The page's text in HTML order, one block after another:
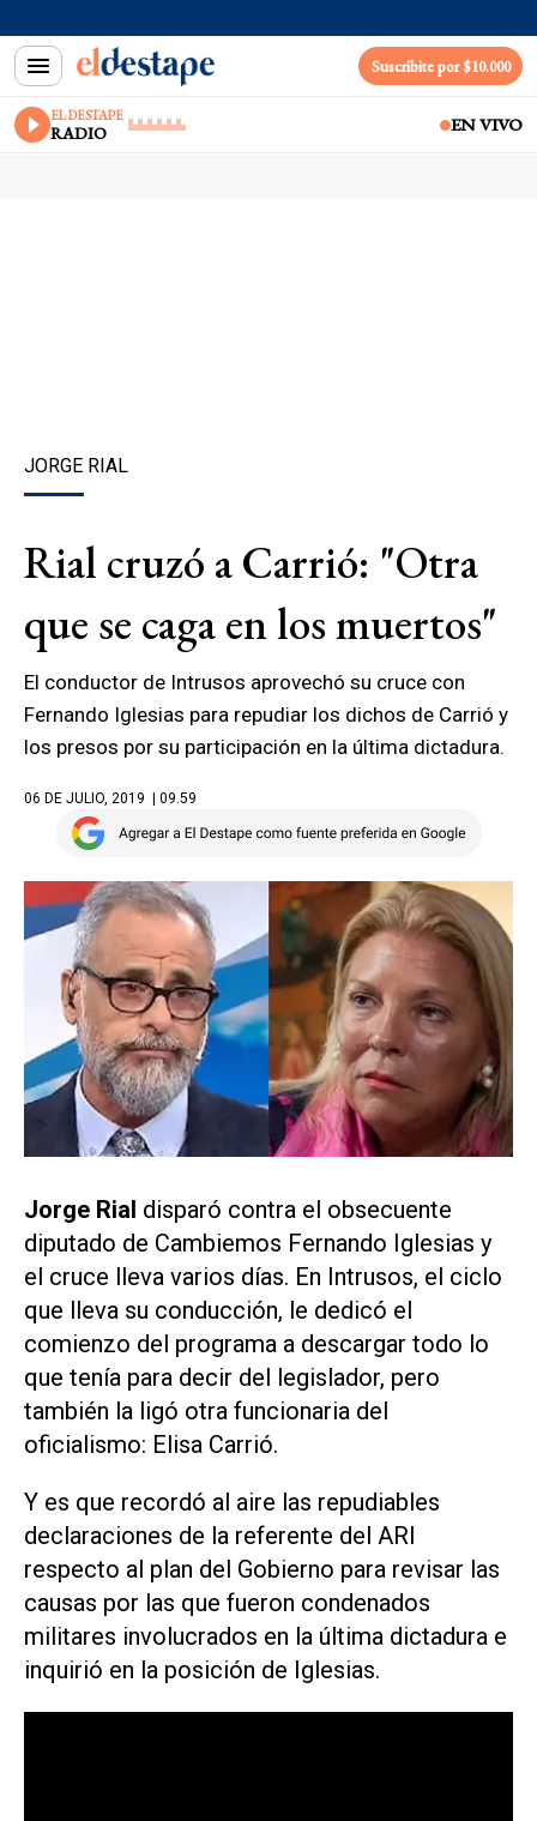
Suscribite por $10.000
EL DESTAPE
RADIO EN VIVO
JORGE RIAL
Rial cruzó a Carrió: "Otra
que se caga en los muertos"
El conductor de Intrusos aprovechó su cruce con
Fernando Iglesias para repudiar los dichos de Carrió y
los presos por su participación en la última dictadura.
06 DE JULIO, 2019 | 09.59
Jorge Rial disparó contra el obsecuente
diputado de Cambiemos Fernando Iglesias y
el cruce lleva varios días. En Intrusos, el ciclo
que lleva su conducción, le dedicó el
comienzo del programa a descargar todo lo
que tenía para decir del legislador, pero
también la ligó otra funcionaria del
oficialismo: Elisa Carrió.
Y es que recordó al aire las repudiables
declaraciones de la referente del ARI
respecto al plan del Gobierno para revisar las
causas por las que fueron condenados
militares involucrados en la última dictadura e
inquirió en la posición de Iglesias.